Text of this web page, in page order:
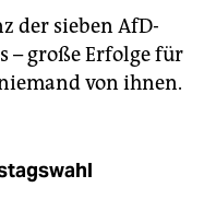
der sieben AfD-
– große Erfolge für
von ihnen.